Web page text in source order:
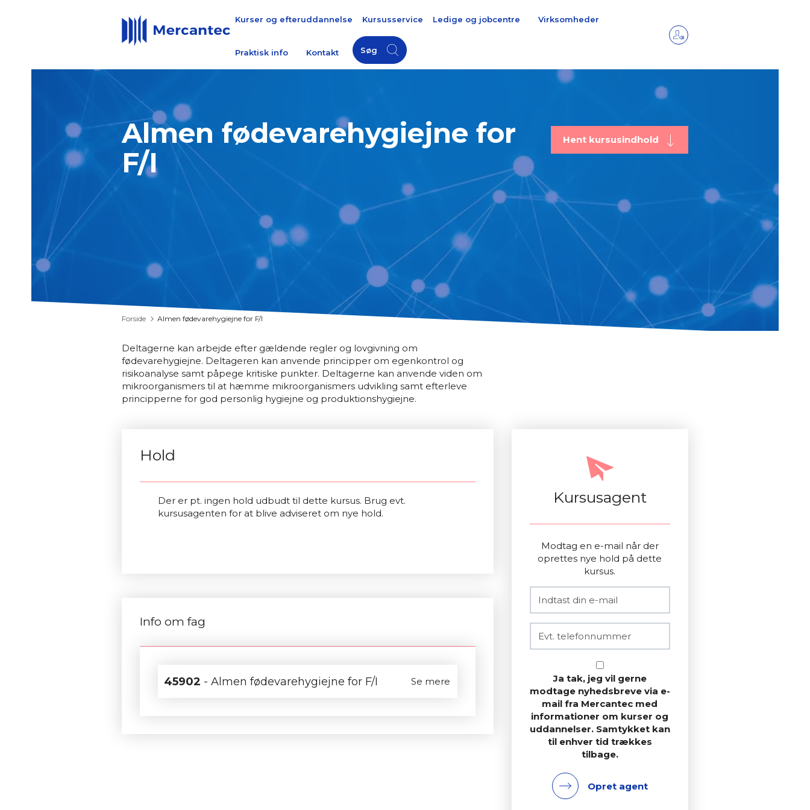
Kurser og efteruddannelse Kursusservice Ledige og jobcentre Virksomheder
Praktisk info Kontakt Søg
Almen fødevarehygiejne for
F/I
Hent kursusindhold
Forside Almen fødevarehygiejne for F/I
Deltagerne kan arbejde efter gældende regler og lovgivning om
fødevarehygiejne. Deltageren kan anvende principper om egenkontrol og
risikoanalyse samt påpege kritiske punkter. Deltagerne kan anvende viden om
mikroorganismers til at hæmme mikroorganismers udvikling samt efterleve
principperne for god personlig hygiejne og produktionshygiejne.
Hold
Der er pt. ingen hold udbudt til dette kursus. Brug evt.
kursusagenten for at blive adviseret om nye hold.
Info om fag
45902 - Almen fødevarehygiejne for F/I Se mere
Kursusagent
Modtag en e-mail når der
oprettes nye hold på dette
kursus.
Ja tak, jeg vil gerne
modtage nyhedsbreve via e-
mail fra Mercantec med
informationer om kurser og
uddannelser. Samtykket kan
til enhver tid trækkes
tilbage.
Opret agent